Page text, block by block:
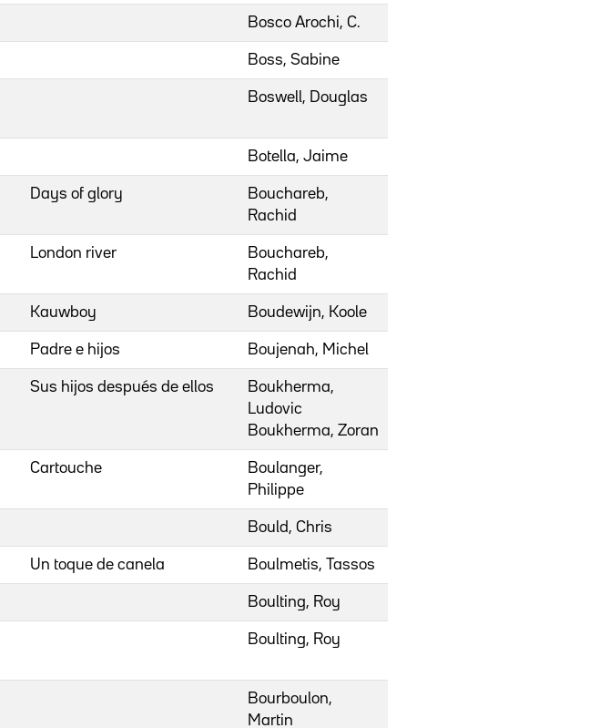
Bosco Arochi, C.
Boss, Sabine
Boswell, Douglas
Botella, Jaime
Days of glory
Bouchareb,
Rachid
London river
Bouchareb,
Rachid
Kauwboy Boudewijn, Koole
Padre e hijos Boujenah, Michel
Sus hijos después de ellos
Boukherma,
Ludovic
Boukherma, Zoran
Cartouche
Boulanger,
Philippe
Bould, Chris
Un toque de canela Boulmetis, Tassos
Boulting, Roy
Boulting, Roy
Bourboulon,
Martin